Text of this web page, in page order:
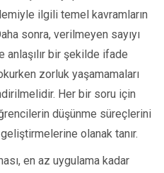
ilgili temel kavramların
sonra, verilmeyen sayıyı
anlaşılır bir şekilde ifade
zorluk yaşamamaları
Her bir soru için
düşünme süreçlerini
olanak tanır.
en az uygulama kadar